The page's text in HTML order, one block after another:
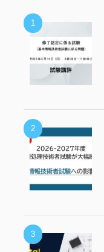
1
2
3